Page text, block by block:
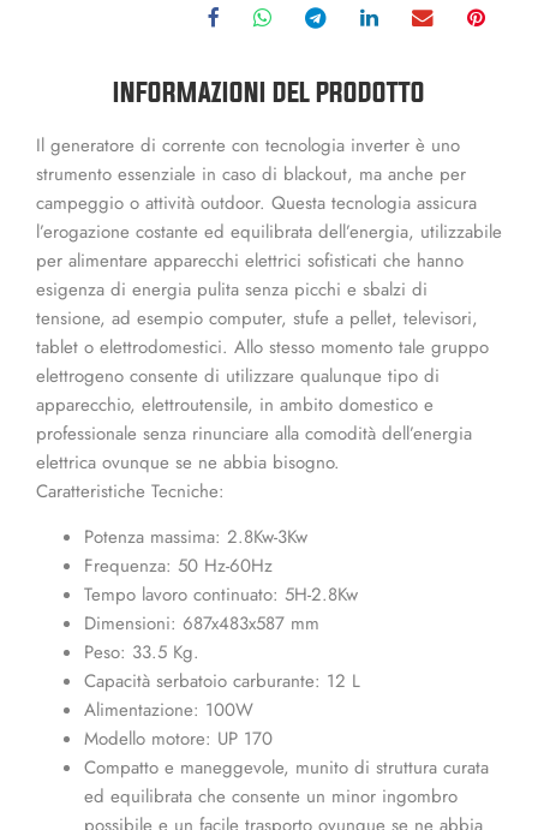
INFORMAZIONI DEL PRODOTTO
Il generatore di corrente con tecnologia inverter è uno
strumento essenziale in caso di blackout, ma anche per
campeggio o attività outdoor. Questa tecnologia assicura
l’erogazione costante ed equilibrata dell’energia, utilizzabile
per alimentare apparecchi elettrici sofisticati che hanno
esigenza di energia pulita senza picchi e sbalzi di
tensione, ad esempio computer, stufe a pellet, televisori,
tablet o elettrodomestici. Allo stesso momento tale gruppo
elettrogeno consente di utilizzare qualunque tipo di
apparecchio, elettroutensile, in ambito domestico e
professionale senza rinunciare alla comodità dell’energia
elettrica ovunque se ne abbia bisogno.
Caratteristiche Tecniche:
Potenza massima: 2.8Kw-3Kw
Frequenza: 50 Hz-60Hz
Tempo lavoro continuato: 5H-2.8Kw
Dimensioni: 687x483x587 mm
Peso: 33.5 Kg.
Capacità serbatoio carburante: 12 L
Alimentazione: 100W
Modello motore: UP 170
Compatto e maneggevole, munito di struttura curata
ed equilibrata che consente un minor ingombro